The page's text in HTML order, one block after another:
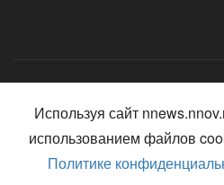
Используя сайт
использованием файлов
Политике